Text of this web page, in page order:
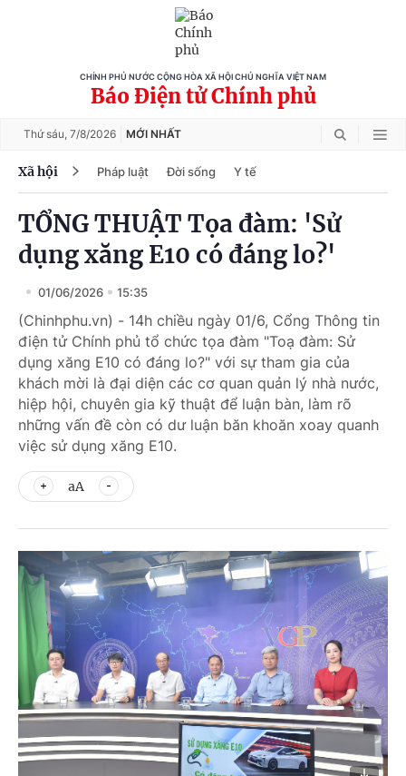
CHÍNH PHỦ NƯỚC CỘNG HÒA XÃ HỘI CHỦ NGHĨA VIỆT NAM
Báo Điện tử Chính phủ
Thứ sáu, 7/8/2026 MỚI NHẤT
Xã hội Pháp luật Đời sống Y tế
TỔNG THUẬT Tọa đàm: 'Sử
dụng xăng E10 có đáng lo?'
01/06/2026 15:35
(Chinhphu.vn) - 14h chiều ngày 01/6, Cổng Thông tin
điện tử Chính phủ tổ chức tọa đàm "Toạ đàm: Sử
dụng xăng E10 có đáng lo?" với sự tham gia của
khách mời là đại diện các cơ quan quản lý nhà nước,
hiệp hội, chuyên gia kỹ thuật để luận bàn, làm rõ
những vấn đề còn có dư luận băn khoăn xoay quanh
việc sử dụng xăng E10.
aA